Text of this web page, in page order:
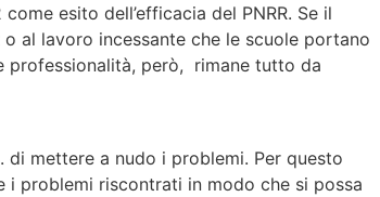
esito dell’efficacia del PNRR. Se il
al lavoro incessante che le scuole portano
professionalità, però, rimane tutto da
di mettere a nudo i problemi. Per questo
problemi riscontrati in modo che si possa